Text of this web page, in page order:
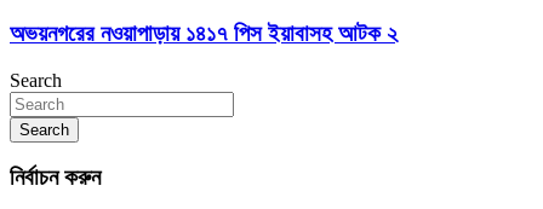
অভয়নগরের নওয়াপাড়ায় ১৪১৭ পিস ইয়াবাসহ আটক ২
Search
Search
নির্বাচন করুন